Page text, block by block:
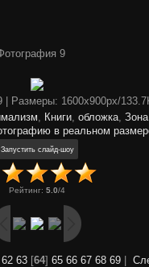
9
| Размеры: 1600x900px/
, Книги, обложка, Зона
в реальном
Рейтинг: 5.0/4
62 63 [64] 65 66 67 68 69